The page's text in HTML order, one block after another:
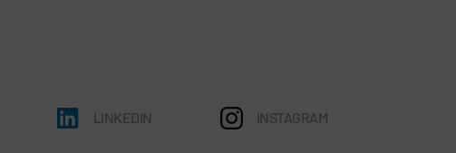
LINKEDIN INSTAGRAM